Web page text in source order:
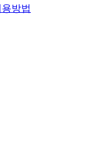
방법